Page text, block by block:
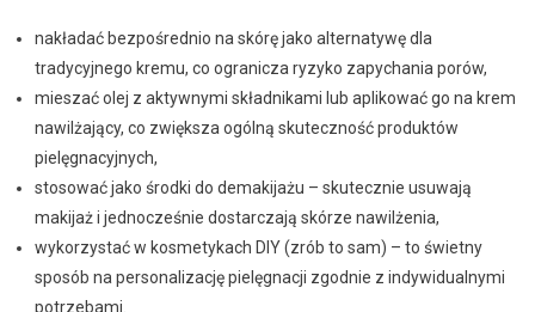
nakładać bezpośrednio na skórę jako alternatywę dla
tradycyjnego kremu, co ogranicza ryzyko zapychania porów,
mieszać olej z aktywnymi składnikami lub aplikować go na krem
nawilżający, co zwiększa ogólną skuteczność produktów
pielęgnacyjnych,
stosować jako środki do demakijażu – skutecznie usuwają
makijaż i jednocześnie dostarczają skórze nawilżenia,
wykorzystać w kosmetykach DIY (zrób to sam) – to świetny
sposób na personalizację pielęgnacji zgodnie z indywidualnymi
potrzebami.